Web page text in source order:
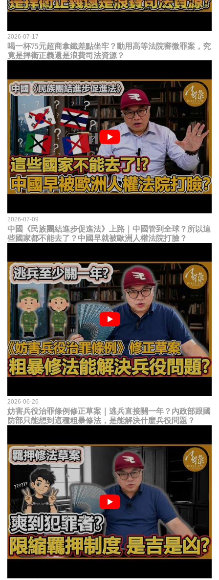
2026-07-17
喝一杯75元超商拿鐵差點坐牢？動用高等法院審微罪案，究
竟是捍衛正義還是浪費司法資源？
2026-07-09
中國《民族團結進步促進法》上路｜中國管到全球？所以這
些國家都不能去了？中國早就被歐洲人權法院打臉？
2026-06-26
妨害兵役治罪條例修正草案｜逃兵直接關一年？內政部跟國
防部只能想到這種粗暴修法，是能解決什麼兵役問題？